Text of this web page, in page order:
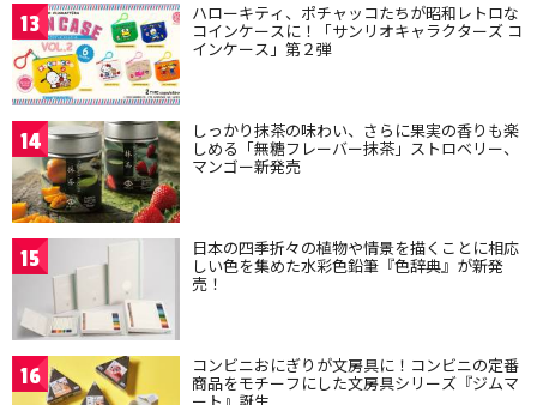
13 ハローキティ、ポチャッコたちが昭和レトロな
コインケースに！「サンリオキャラクターズ コ
インケース」第２弾
14 しっかり抹茶の味わい、さらに果実の香りも楽
しめる「無糖フレーバー抹茶」ストロベリー、
マンゴー新発売
15 日本の四季折々の植物や情景を描くことに相応
しい色を集めた水彩色鉛筆『色辞典』が新発
売！
16 コンビニおにぎりが文房具に！コンビニの定番
商品をモチーフにした文房具シリーズ『ジムマ